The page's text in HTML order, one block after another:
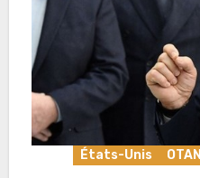
États-Unis OTAN